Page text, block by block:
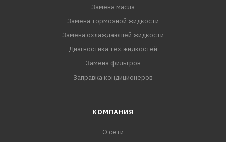
Замена масла
Замена тормозной жидкости
Замена охлаждающей жидкости
Диагностика тех.жидкостей
Замена фильтров
Заправка кондиционеров
КОМПАНИЯ
О сети